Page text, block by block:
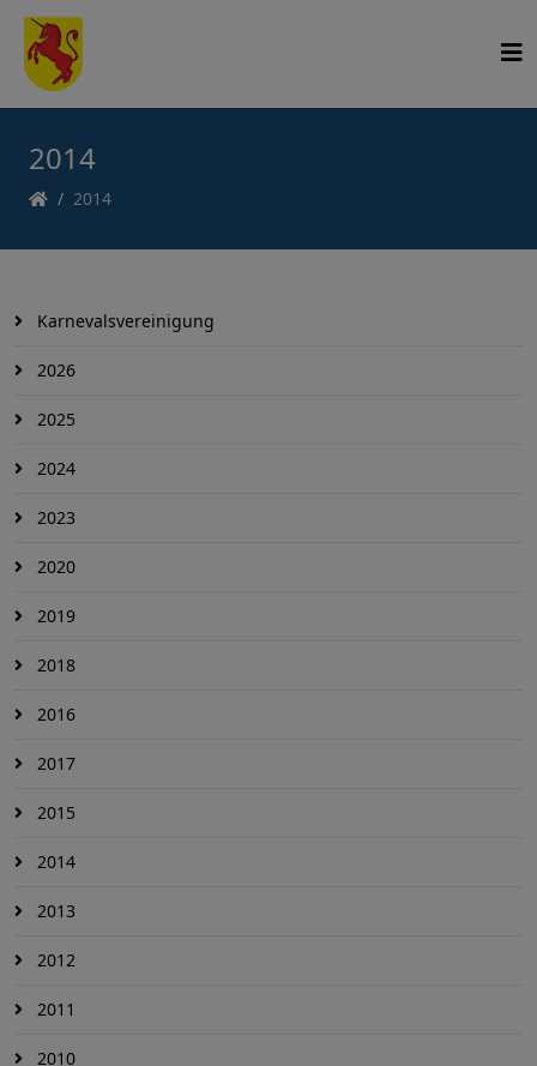
2014
2014
Karnevalsvereinigung
2026
2025
2024
2023
2020
2019
2018
2016
2017
2015
2014
2013
2012
2011
2010